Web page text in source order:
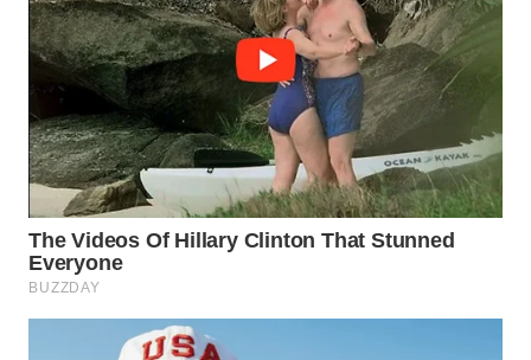
WN
KEPULAUAN
SERIBU
WN
TANGERANG
WN
BINJAI
WN